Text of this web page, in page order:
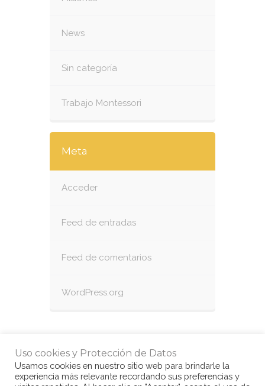
News
Sin categoría
Trabajo Montessori
Meta
Acceder
Feed de entradas
Feed de comentarios
WordPress.org
Uso cookies y Protección de Datos
Usamos cookies en nuestro sitio web para brindarle la
experiencia más relevante recordando sus preferencias y